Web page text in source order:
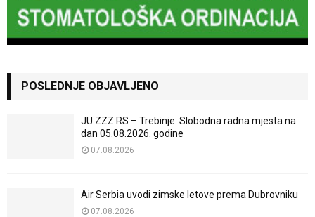
POSLEDNJE OBJAVLJENO
JU ZZZ RS – Trebinje: Slobodna radna mjesta na
dan 05.08.2026. godine
07.08.2026
Air Serbia uvodi zimske letove prema Dubrovniku
07.08.2026